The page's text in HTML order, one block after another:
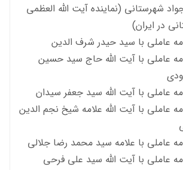
شهرستانی (نماینده آیت الله العظمى
در ایران)
عاملي با سيد حیدر شرف الدين
عاملي با آیت‌ الله حاج سید حسین
عاملي با آیت الله سید جعفر سيدان
عاملي با آیت الله علامه شيخ نجم الدين
عاملي با علامه سيد محمد رضا جلالي
عاملي با آيت الله سید علی فرحی